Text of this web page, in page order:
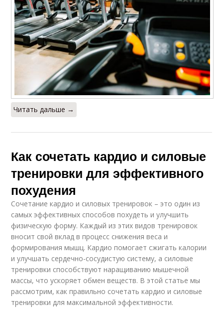
Читать дальше →
Как сочетать кардио и силовые
тренировки для эффективного
похудения
Сочетание кардио и силовых тренировок – это один из
самых эффективных способов похудеть и улучшить
физическую форму. Каждый из этих видов тренировок
вносит свой вклад в процесс снижения веса и
формирования мышц. Кардио помогает сжигать калории
и улучшать сердечно-сосудистую систему, а силовые
тренировки способствуют наращиванию мышечной
массы, что ускоряет обмен веществ. В этой статье мы
рассмотрим, как правильно сочетать кардио и силовые
тренировки для максимальной эффективности.